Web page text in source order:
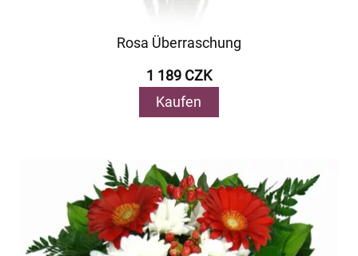
Rosa Überraschung
1 189 CZK
Kaufen